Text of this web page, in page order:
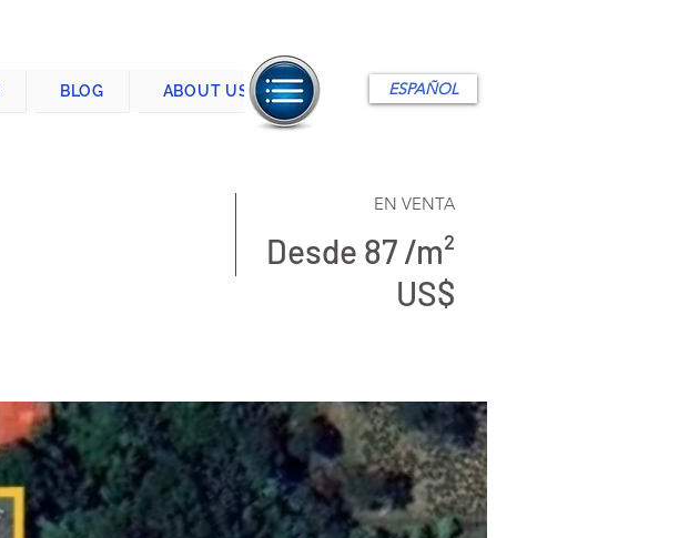
BLOG ABOUT US ESPAÑOL
EN VENTA
Desde 87 /m²
US$